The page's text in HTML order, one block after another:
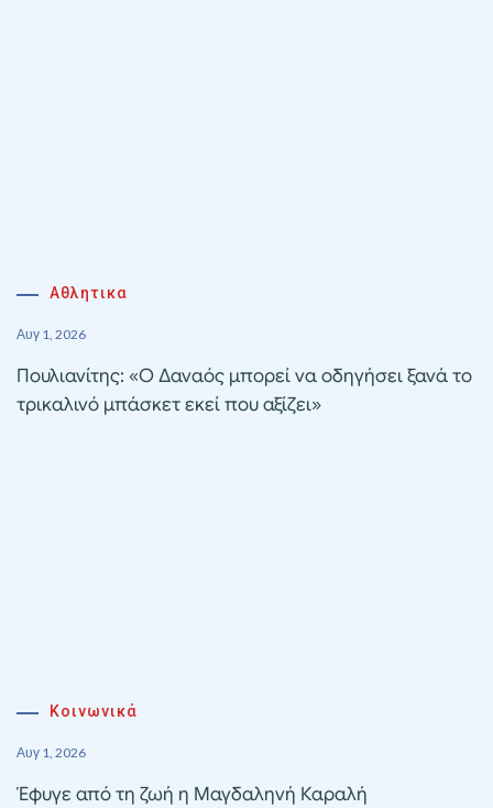
Αθλητικα
Αυγ 1, 2026
Πουλιανίτης: «Ο Δαναός μπορεί να οδηγήσει ξανά το
τρικαλινό μπάσκετ εκεί που αξίζει»
Κοινωνικά
Αυγ 1, 2026
Έφυγε από τη ζωή η Μαγδαληνή Καραλή